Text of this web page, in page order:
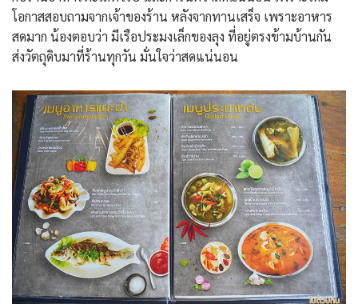
โอกาสสอบถามจากเจ้าของร้าน หลังจากทานเสร็จ เพราะอาหาร
สดมาก น้องตอบว่า มีเรือประมงเล็กของลุง ที่อยู่ตรงข้ามบ้านกัน
ส่งวัตถุดิบมาที่ร้านทุกวัน มั่นใจว่าสดแน่นอน